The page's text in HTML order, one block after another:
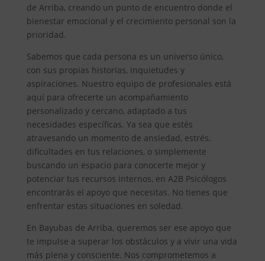
de Arriba, creando un punto de encuentro donde el
bienestar emocional y el crecimiento personal son la
prioridad.
Sabemos que cada persona es un universo único,
con sus propias historias, inquietudes y
aspiraciones. Nuestro equipo de profesionales está
aquí para ofrecerte un acompañamiento
personalizado y cercano, adaptado a tus
necesidades específicas. Ya sea que estés
atravesando un momento de ansiedad, estrés,
dificultades en tus relaciones, o simplemente
buscando un espacio para conocerte mejor y
potenciar tus recursos internos, en A2B Psicólogos
encontrarás el apoyo que necesitas. No tienes que
enfrentar estas situaciones en soledad.
En Bayubas de Arriba, queremos ser ese apoyo que
te impulse a superar los obstáculos y a vivir una vida
más plena y consciente. Nos comprometemos a